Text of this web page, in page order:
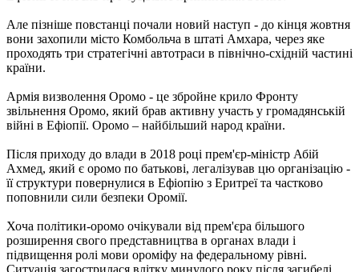
Але пізніше повстанці почали новий наступ - до кінця жовтня
вони захопили місто Комбольча в штаті Амхара, через яке
проходять три стратегічні автотраси в північно-східній частині
країни.
Армія визволення Оромо - це збройне крило Фронту
звільнення Оромо, який брав активну участь у громадянській
війні в Ефіопії. Оромо – найбільший народ країни.
Після приходу до влади в 2018 році прем'єр-міністр Абій
Ахмед, який є оромо по батькові, легалізував цю організацію -
її структури повернулися в Ефіопію з Еритреї та частково
поповнили сили безпеки Оромії.
Хоча політики-оромо очікували від прем'єра більшого
розширення свого представництва в органах влади і
підвищення ролі мови ороміфу на федеральному рівні.
Ситуація загострилася влітку минулого року після загибелі